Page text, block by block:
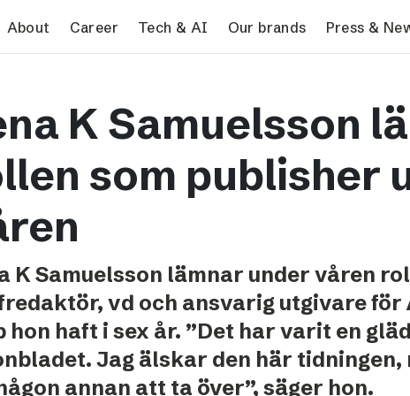
About Career Tech & AI Our brands Press &
search
Responsible AI
Media
VG
TV4
Bergens Tidende
Stavanger Aftenblad
Omni
Press
K Samuelsson
som publisher
K Samuelsson lämnar under våren
vd och ansvarig utgivare
hon haft i sex år. ”Det har varit en
Jag älskar den här tidningen,
annan att ta över”, säger hon.